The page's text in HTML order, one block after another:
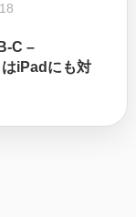
C –
iPadにも対